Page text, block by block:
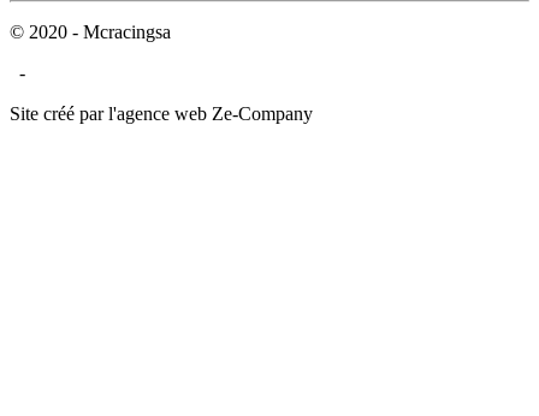
© 2020 - Mcracingsa
-
Site créé par l'agence web Ze-Company